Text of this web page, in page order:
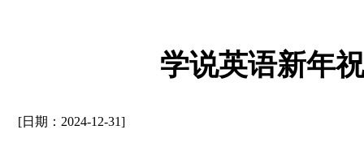
学说英语新年
[日期：2024-12-31]